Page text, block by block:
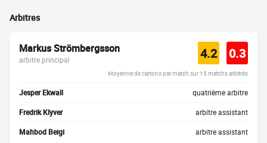
Arbitres
Markus Strömbergsson
arbitre principal 4.2 0.3
Moyenne de cartons par match sur 15 matchs arbitrés
Jesper Ekwall quatrième arbitre
Fredrik Klyver arbitre assistant
Mahbod Beigi arbitre assistant